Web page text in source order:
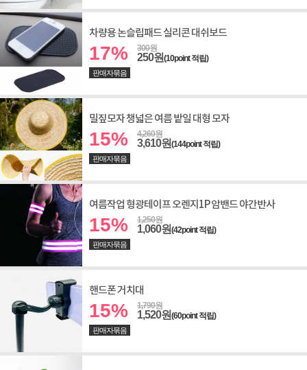
차량용 논슬립패드 실리콘 대쉬보드
17% 300원
250원(10point 적립)
판매자묶음
밀짚모자 챙넓은 여름 밭일 대형 모자
15% 4,260원
3,610원(144point 적립)
판매자묶음
여름작업 형광테이프 오렌지1P 암밴드 야간반사
15% 1,250원
1,060원(42point 적립)
판매자묶음
핸드폰 거치대
15% 1,790원
1,520원(60point 적립)
판매자묶음